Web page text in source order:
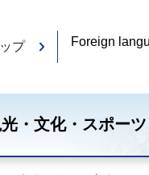
プ Foreign
・文化・スポーツ